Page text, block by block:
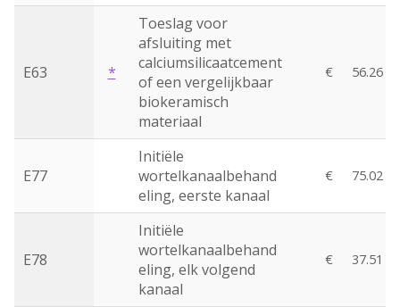
E63 *
Toeslag voor
afsluiting met
calciumsilicaatcement
of een vergelijkbaar
biokeramisch
materiaal
€ 56.26
E77
Initiële
wortelkanaalbehand
eling, eerste kanaal
€ 75.02
E78
Initiële
wortelkanaalbehand
eling, elk volgend
kanaal
€ 37.51